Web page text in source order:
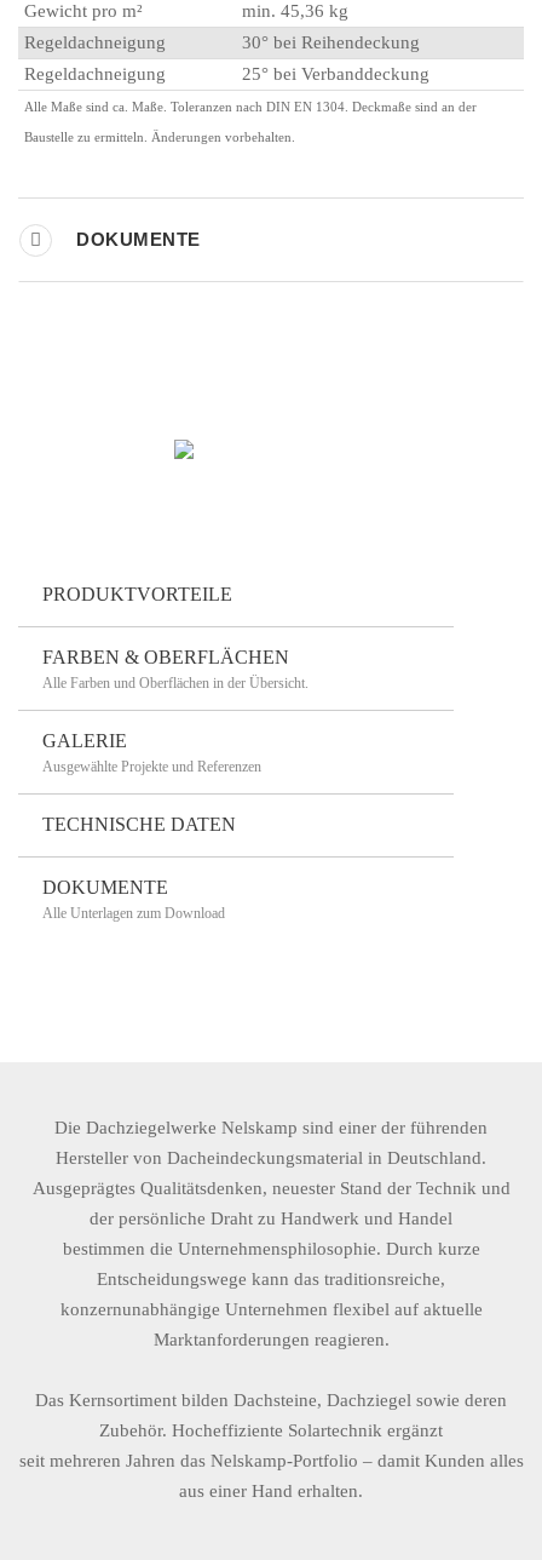
Gewicht pro m²
min. 45,36 kg
Regeldachneigung
30° bei Reihendeckung
Regeldachneigung
25° bei Verbanddeckung
Alle Maße sind ca. Maße. Toleranzen nach DIN EN 1304. Deckmaße sind an der
Baustelle zu ermitteln. Änderungen vorbehalten.
DOKUMENTE
PRODUKTVORTEILE
FARBEN & OBERFLÄCHEN
Alle Farben und Oberflächen in der Übersicht.
GALERIE
Ausgewählte Projekte und Referenzen
TECHNISCHE DATEN
DOKUMENTE
Alle Unterlagen zum Download
Die Dachziegelwerke Nelskamp sind einer der führenden
Hersteller von Dacheindeckungsmaterial in Deutschland.
Ausgeprägtes Qualitätsdenken, neuester Stand der Technik und
der persönliche Draht zu Handwerk und Handel
bestimmen die Unternehmensphilosophie. Durch kurze
Entscheidungswege kann das traditionsreiche,
konzernunabhängige Unternehmen flexibel auf aktuelle
Marktanforderungen reagieren.
Das Kernsortiment bilden Dachsteine, Dachziegel sowie deren
Zubehör. Hocheffiziente Solartechnik ergänzt
seit mehreren Jahren das Nelskamp-Portfolio – damit Kunden alles
aus einer Hand erhalten.